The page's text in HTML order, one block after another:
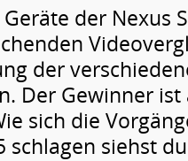
der Nexus
der
Der Gewinner
sich die
schlagen siehst